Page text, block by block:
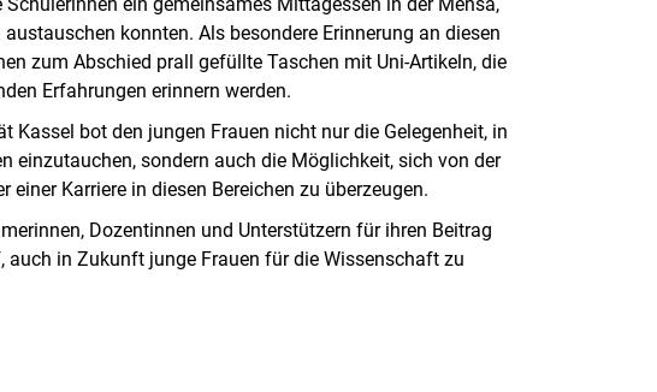
konnten. Als besondere Erinnerung an diesen
zum Abschied prall gefüllte Taschen mit Uni-Artikeln, die
Erfahrungen erinnern werden.
Kassel bot den jungen Frauen nicht nur die Gelegenheit, in
einzutauchen, sondern auch die Möglichkeit, sich von der
Karriere in diesen Bereichen zu überzeugen.
Dozentinnen und Unterstützern für ihren Beitrag
in Zukunft junge Frauen für die Wissenschaft zu
teilen (externer Link, öffnet neues Fenster)
Facebook teilen (externer Link, öffnet neues Fenster)